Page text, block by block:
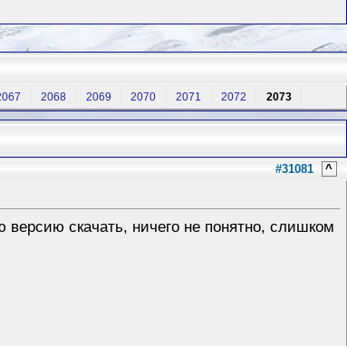
2068 2069 2070 2071 2072 2073
#31081 ^
версию скачать, ничего не понятно, слишком